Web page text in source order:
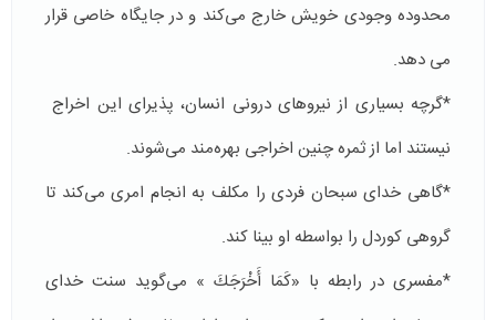
محدوده وجودی خویش خارج می‌كند و در جایگاه خاصی قرار
می دهد.
*گرچه بسیاری از نیروهای درونی انسان، پذیرای این اخراج
نیستند اما از ثمره چنین اخراجی بهره‌مند می‌شوند.
*گاهی خدای سبحان فردی را مكلف به انجام امری می‌كند تا
گروهی كوردل را بواسطه او بینا كند.
*مفسری در رابطه با «كَمَا أَخْرَجَكَ » می‌گوید سنت خدای